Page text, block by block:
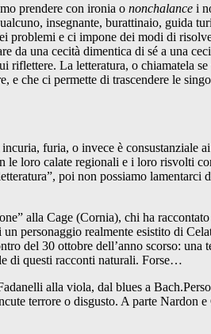
prendere con ironia o nonchalance i
insegnante, burattinaio, guida
problemi e ci impone dei modi di
da una cecità dimentica di sé a una
La letteratura, o chiamatela
che ci permette di trascendere le
furia, o invece è consustanziale
loro calate regionali e i loro risvolti
poi non possiamo lamentarci
alla Cage (Cornia), chi ha
personaggio realmente esistito di
del 30 ottobre dell’anno scorso: una
di questi racconti naturali. Forse…
alla viola, dal blues a
terrore o disgusto. A parte Nardon